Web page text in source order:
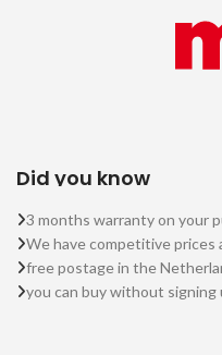
Did you know
3 months warranty on your
We have competitive prices
free postage in the
you can buy without